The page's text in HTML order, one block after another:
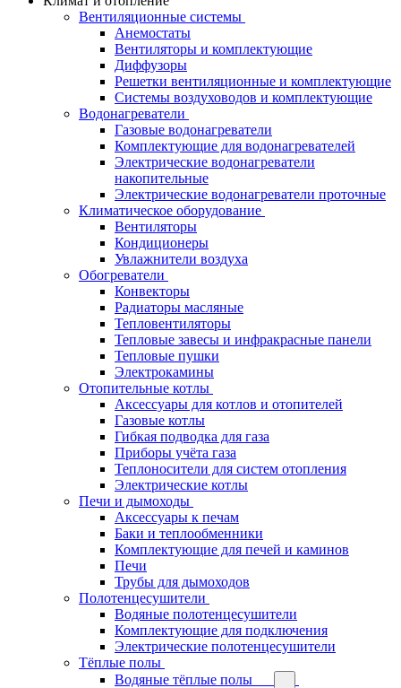
Вентиляционные системы
Анемостаты
Вентиляторы и комплектующие
Диффузоры
Решетки вентиляционные и комплектующие
Системы воздуховодов и комплектующие
Водонагреватели
Газовые водонагреватели
Комплектующие для водонагревателей
Электрические водонагреватели
накопительные
Электрические водонагреватели проточные
Климатическое оборудование
Вентиляторы
Кондиционеры
Увлажнители воздуха
Обогреватели
Конвекторы
Радиаторы масляные
Тепловентиляторы
Тепловые завесы и инфракрасные панели
Тепловые пушки
Электрокамины
Отопительные котлы
Аксессуары для котлов и отопителей
Газовые котлы
Гибкая подводка для газа
Приборы учёта газа
Теплоносители для систем отопления
Электрические котлы
Печи и дымоходы
Аксессуары к печам
Баки и теплообменники
Комплектующие для печей и каминов
Печи
Трубы для дымоходов
Полотенцесушители
Водяные полотенцесушители
Комплектующие для подключения
Электрические полотенцесушители
Тёплые полы
Водяные тёплые полы